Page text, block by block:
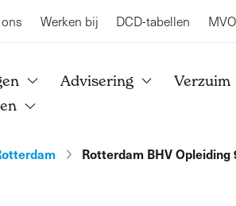
Werken bij DCD-tabellen MVO
Advisering
Verzuim
Rotterdam BHV